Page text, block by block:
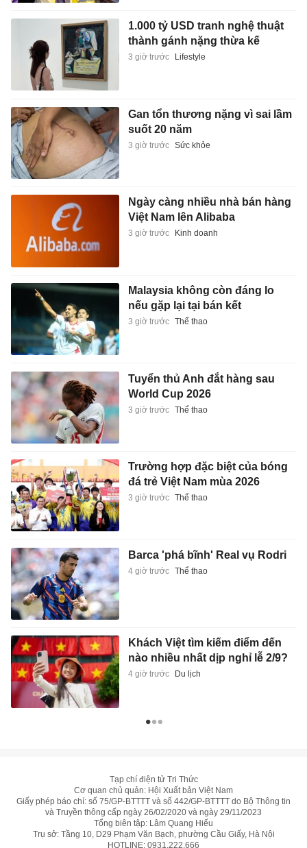
1.000 tỷ USD tranh nghệ thuật
thành gánh nặng thừa kế
3 giờ trước Lifestyle
Gan tổn thương nặng vì sai lầm
suốt 20 năm
3 giờ trước Sức khỏe
Ngày càng nhiều nhà bán hàng
Việt Nam lên Alibaba
3 giờ trước Kinh doanh
Malaysia không còn đáng lo
nếu gặp lại tại bán kết
3 giờ trước Thể thao
Tuyển thủ Anh đắt hàng sau
World Cup 2026
3 giờ trước Thể thao
Trường hợp đặc biệt của bóng
đá trẻ Việt Nam mùa 2026
3 giờ trước Thể thao
Barca 'phá bĩnh' Real vụ Rodri
4 giờ trước Thể thao
Khách Việt tìm kiếm điểm đến
nào nhiều nhất dịp nghỉ lễ 2/9?
4 giờ trước Du lịch
Tạp chí điện tử Tri Thức
Cơ quan chủ quản: Hội Xuất bản Việt Nam
Giấy phép báo chí: số 75/GP-BTTTT và số 442/GP-BTTTT do Bộ Thông tin
và Truyền thông cấp ngày 26/02/2020 và ngày 29/11/2023
Tổng biên tập: Lâm Quang Hiếu
Trụ sở: Tầng 10, D29 Phạm Văn Bạch, phường Cầu Giấy, Hà Nội
HOTLINE: 0931.222.666